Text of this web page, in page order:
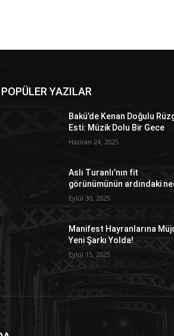
POPÜLER YAZILAR
Bakü’de Kenan Doğulu
Esti: Müzik Dolu Bir Gece
Haziran 24, 2025
Aslı Turanlı’nın fit
görünümünün ardındaki
Eylül 30, 2025
Manifest Hayranlarına
Yeni Şarkı Yolda!
Eylül 15, 2025